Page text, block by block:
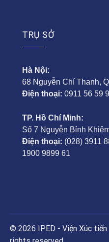
TRỤ SỞ
Hà Nội:
68 Nguyễn Chí Thanh,
Điện thoại: 0911 56 59
TP. Hồ Chí Minh:
Số 7 Nguyễn Bỉnh
Điện thoại: (028) 3911
1900 9899 61
© 2026 IPED - Viện Xúc tiến